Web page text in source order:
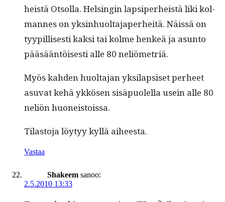
heistä Otsol­la. Helsin­gin lap­siper­heistä liki kol­
mannes on yksin­huolta­japer­heitä. Näis­sä on
tyyp­il­lis­es­ti kak­si tai kolme henkeä ja asun­to
pääsään­töis­es­ti alle 80 neliömetriä.
Myös kah­den huolta­jan yksi­lap­siset per­heet
asu­vat kehä ykkösen sisäpuolel­la usein alle 80
neliön huoneistoissa.
Tilas­to­ja löy­tyy kyl­lä aiheesta.
Vastaa
Shakeem sanoo:
2.5.2010 13:33